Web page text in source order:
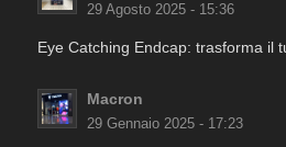
29 Agosto 2025 - 15:36
Eye Catching Endcap: trasforma il
Macron
29 Gennaio 2025 - 17:23